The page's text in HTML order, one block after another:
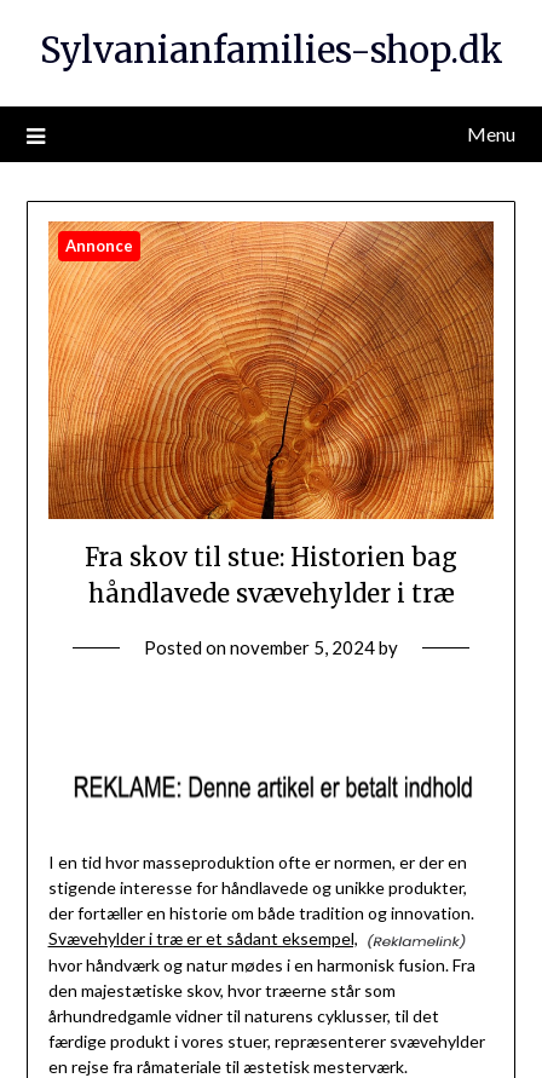
Sylvanianfamilies-shop.dk
Menu
Annonce
Fra skov til stue: Historien bag
håndlavede svævehylder i træ
Posted onnovember 5, 2024by
I en tid hvor masseproduktion ofte er normen, er der en
stigende interesse for håndlavede og unikke produkter,
der fortæller en historie om både tradition og innovation.
Svævehylder i træ er et sådant eksempel,
hvor håndværk og natur mødes i en harmonisk fusion. Fra
den majestætiske skov, hvor træerne står som
århundredgamle vidner til naturens cyklusser, til det
færdige produkt i vores stuer, repræsenterer svævehylder
en rejse fra råmateriale til æstetisk mesterværk.